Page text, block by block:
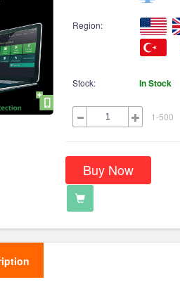
Region:
Stock: In Stock
1-500
Buy Now